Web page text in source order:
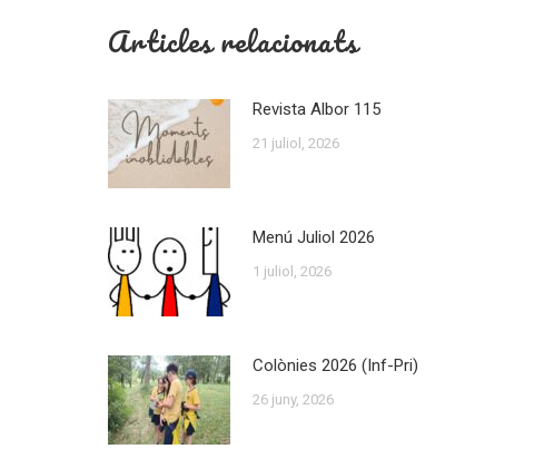
Articles relacionats
Revista Albor 115
21 juliol, 2026
Menú Juliol 2026
1 juliol, 2026
Colònies 2026 (Inf-Pri)
26 juny, 2026